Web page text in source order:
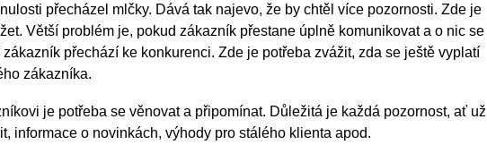
přecházel mlčky. Dává tak najevo, že by chtěl více pozornosti. Zde je
Větší problém je, pokud zákazník přestane úplně komunikovat a o nic se
přechází ke konkurenci. Zde je potřeba zvážit, zda se ještě vyplatí
zákazníka.
je potřeba se věnovat a připomínat. Důležitá je každá pozornost, ať už
informace o novinkách, výhody pro stálého klienta apod.